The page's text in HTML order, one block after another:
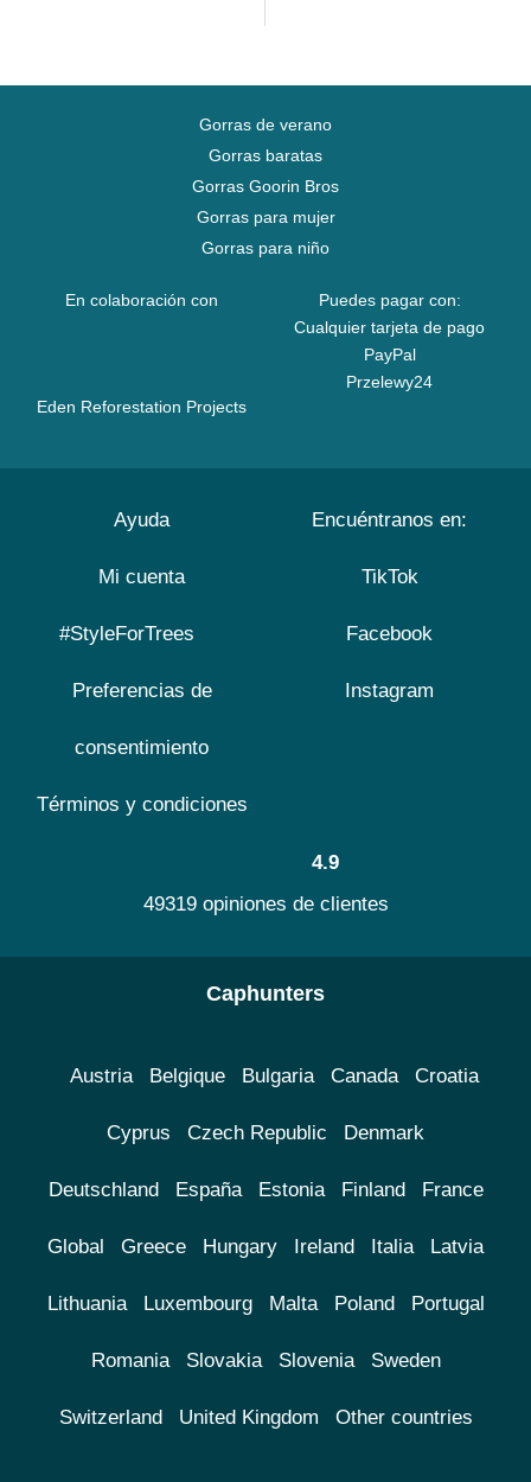
Gorras de verano
Gorras baratas
Gorras Goorin Bros
Gorras para mujer
Gorras para niño
En colaboración con
Eden Reforestation Projects
Puedes pagar con:
Cualquier tarjeta de pago
PayPal
Przelewy24
Ayuda
Mi cuenta
#StyleForTrees
Preferencias de
consentimiento
Términos y condiciones
Encuéntranos en:
TikTok
Facebook
Instagram
4.9
49319 opiniones de clientes
Caphunters
Austria Belgique Bulgaria Canada Croatia
Cyprus Czech Republic Denmark
Deutschland España Estonia Finland France
Global Greece Hungary Ireland Italia Latvia
Lithuania Luxembourg Malta Poland Portugal
Romania Slovakia Slovenia Sweden
Switzerland United Kingdom Other countries